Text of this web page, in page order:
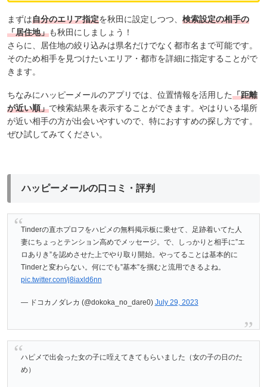
まずは自分のエリア指定を秋田に設定しつつ、 検索設定の相手の
「居住地」も秋田にしましょう！
さらに、居住地の絞り込みは県名だけでなく都市名まで可能です。
そのため相手を見つけたいエリア・都市を詳細に指定することがで
きます。
ちなみにハッピーメールのアプリでは、位置情報を活用した「距離
が近い順」で検索結果を表示することができます。やはりいる場所
が近い相手の方が出会いやすいので、特におすすめの探し方です。
ぜひ試してみてください。
ハッピーメールの口コミ・評判
Tinderの直ホプロフをハピメの無料掲示板に乗せて、足跡着いてた人
妻にちょっとテンション高めでメッセージ。で、しっかりと相手に”エ
ロありき”を認めさせた上でやり取り開始。やってることは基本的に
Tinderと変わらない。何にでも”基本”を掴むと流用できるよね。
pic.twitter.com/j8iaxld6nn
— ドコカノダレカ (@dokoka_no_dare0) July 29, 2023
ハピメで出会った女の子に咥えてきてもらいました（女の子の日のた
め）